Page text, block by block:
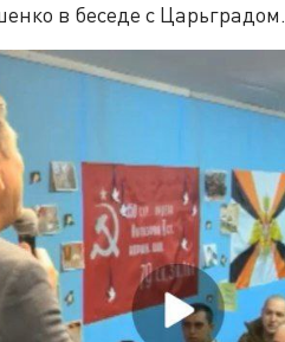
в беседе с Царьградом.